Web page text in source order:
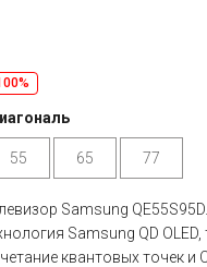
55 65 77
Samsung
Samsung QD
квантовых точек и